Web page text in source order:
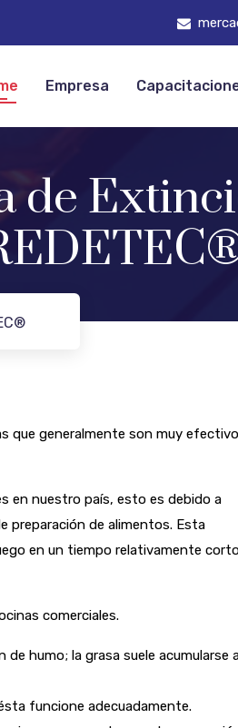
Empresa
de
que generalmente son muy
en nuestro país, esto es debido a
preparación de alimentos. Esta
en un tiempo relativamente
comerciales.
humo; la grasa suele acumularse
funcione adecuadamente.